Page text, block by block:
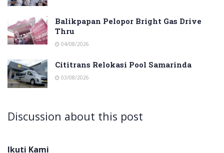
Balikpapan Pelopor Bright Gas Drive
Thru
04/08/2026
Cititrans Relokasi Pool Samarinda
03/08/2026
Discussion about this post
Ikuti Kami